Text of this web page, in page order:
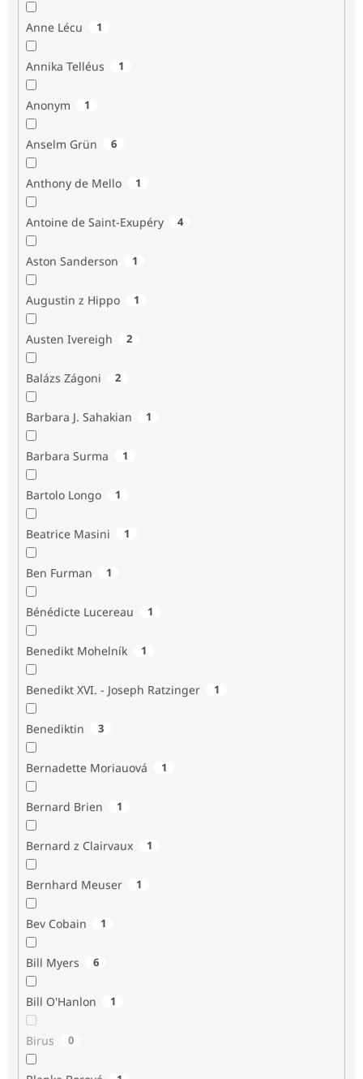
Anne Lécu 1
Annika Telléus 1
Anonym 1
Anselm Grün 6
Anthony de Mello 1
Antoine de Saint-Exupéry 4
Aston Sanderson 1
Augustin z Hippo 1
Austen Ivereigh 2
Balázs Zágoni 2
Barbara J. Sahakian 1
Barbara Surma 1
Bartolo Longo 1
Beatrice Masini 1
Ben Furman 1
Bénédicte Lucereau 1
Benedikt Mohelník 1
Benedikt XVI. - Joseph Ratzinger 1
Benediktin 3
Bernadette Moriauová 1
Bernard Brien 1
Bernard z Clairvaux 1
Bernhard Meuser 1
Bev Cobain 1
Bill Myers 6
Bill O'Hanlon 1
Birus 0